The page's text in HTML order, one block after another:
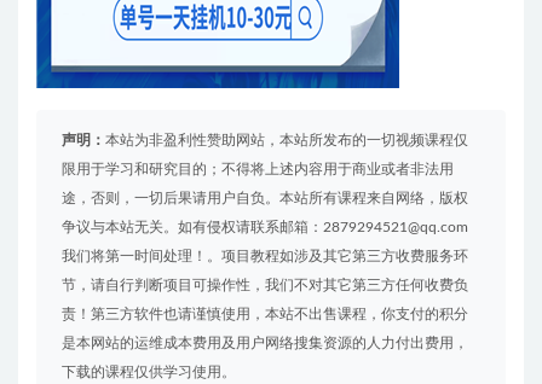
声明： 本站为非盈利性赞助网站，本站所发布的一切视频课程仅
限用于学习和研究目的；不得将上述内容用于商业或者非法用
途，否则，一切后果请用户自负。本站所有课程来自网络，版权
争议与本站无关。如有侵权请联系邮箱：2879294521@qq.com
我们将第一时间处理！。项目教程如涉及其它第三方收费服务环
节，请自行判断项目可操作性，我们不对其它第三方任何收费负
责！第三方软件也请谨慎使用，本站不出售课程，你支付的积分
是本网站的运维成本费用及用户网络搜集资源的人力付出费用，
下载的课程仅供学习使用。